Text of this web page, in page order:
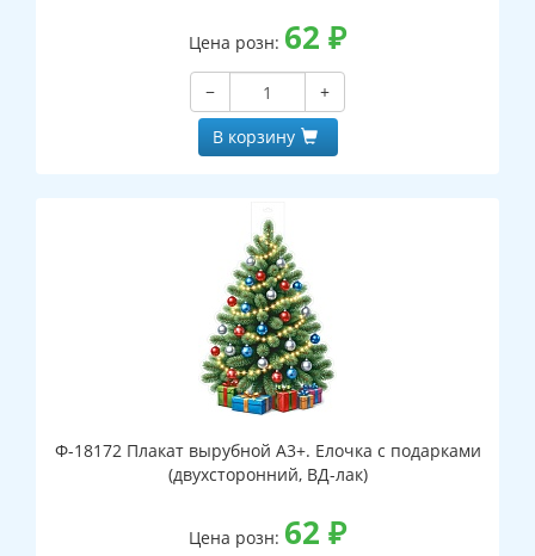
Цена розн: 62 ₽
−
+
В корзину
Ф-18172 Плакат вырубной А3+. Елочка с подарками
(двухсторонний, ВД-лак)
Цена розн: 62 ₽